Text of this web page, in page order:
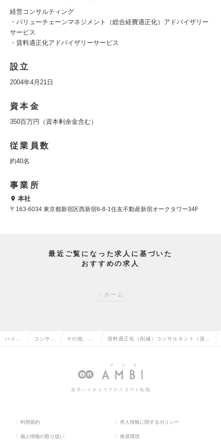
経営コンサルティング
・バリューチェーンマネジメント（総合経費適正化）アドバイザリー
サービス
・賃料適正化アドバイザリーサービス
設立
2004年4月21日
資本金
350百万円（資本剰余金含む）
従業員数
約40名
事業所
本社
〒163-6034 東京都新宿区西新宿6-8-1住友不動産新宿オークタワー34F
最近ご覧になった求人に基づいた
おすすめの求人
ホーム
ハイク コンサル その他、コ
ト系の転職
賃料適正化（削減）コンサルタント（賃料
業界出身者大歓迎】の求人情報
若手ハイキャリアのスカウト転職
利用規約 求人情報に関するポリシー
個人情報の取り扱い 推奨環境